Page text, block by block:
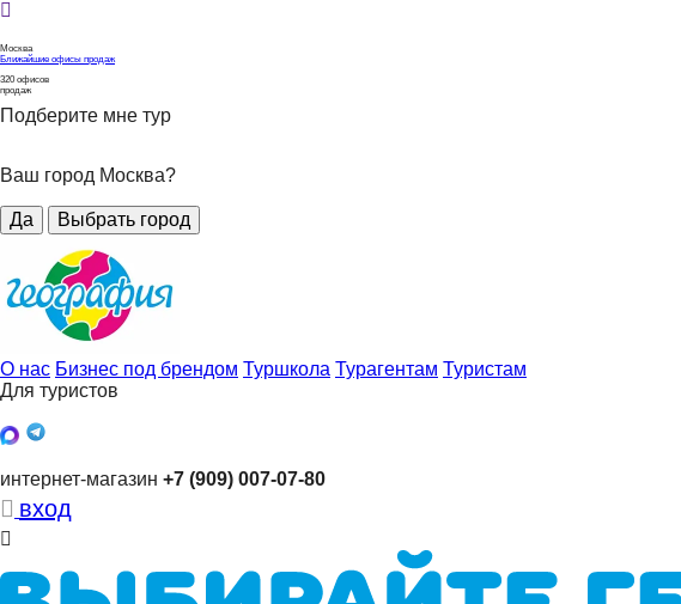
Москва
Ближайшие офисы продаж
320 офисов
продаж
Подберите мне тур
Ваш город Москва?
Да Выбрать город
О нас Бизнес под брендом Туршкола Турагентам Туристам
Для туристов
интернет-магазин +7 (909) 007-07-80
вход